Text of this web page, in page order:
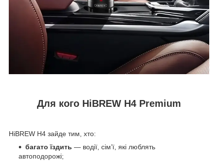
Для кого HiBREW H4 Premium
HiBREW H4 зайде тим, хто:
багато їздить — водії, сім’ї, які люблять
автоподорожі;